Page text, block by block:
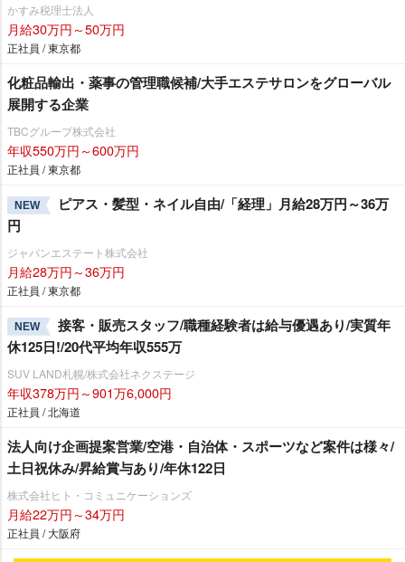
かすみ税理士法人
月給30万円～50万円
正社員 / 東京都
化粧品輸出・薬事の管理職候補/大手エステサロンをグローバル
展開する企業
TBCグループ株式会社
年収550万円～600万円
正社員 / 東京都
NEW
ピアス・髪型・ネイル自由/「経理」月給28万円～36万
円
ジャパンエステート株式会社
月給28万円～36万円
正社員 / 東京都
NEW
接客・販売スタッフ/職種経験者は給与優遇あり/実質年
休125日!/20代平均年収555万
SUV LAND札幌/株式会社ネクステージ
年収378万円～901万6,000円
正社員 / 北海道
法人向け企画提案営業/空港・自治体・スポーツなど案件は様々/
土日祝休み/昇給賞与あり/年休122日
株式会社ヒト・コミュニケーションズ
月給22万円～34万円
正社員 / 大阪府